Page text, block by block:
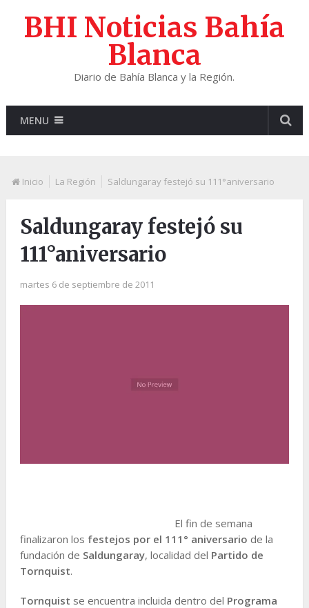
BHI Noticias Bahía
Blanca
Diario de Bahía Blanca y la Región.
MENU
Inicio La Región Saldungaray festejó su 111°aniversario
Saldungaray festejó su
111°aniversario
martes 6 de septiembre de 2011
El fin de semana
finalizaron los festejos por el 111° aniversario de la
fundación de Saldungaray, localidad del Partido de
Tornquist.
Tornquist se encuentra incluida dentro del Programa